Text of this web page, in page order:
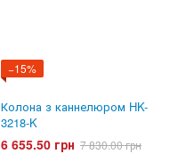
−15%
Колона з каннелюром HK-
3218-K
6 655.50 грн 7 830.00 грн